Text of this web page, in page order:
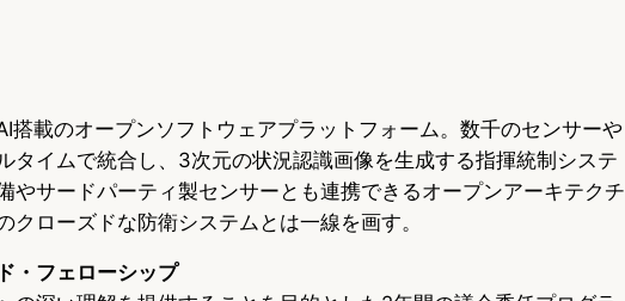
搭載のオープンソフトウェアプラットフォーム。数千のセンサーや
タイムで統合し、3次元の状況認識画像を生成する指揮統制システ
やサードパーティ製センサーとも連携できるオープンアーキテクチ
クローズドな防衛システムとは一線を画す。
・フェローシップ